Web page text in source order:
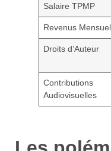
Salaire TPMP
Revenus
Droits d’Auteur
Contributions
Audiovisuelles